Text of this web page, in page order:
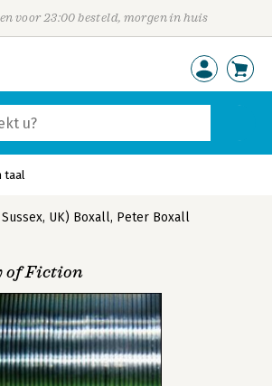
voor 23:00 besteld, morgen in huis
taal
UK) Boxall, Peter Boxall
of Fiction